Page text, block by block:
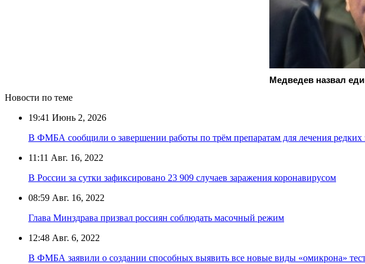
Медведев назвал
Новости по теме
19:41 Июнь 2, 2026
В ФМБА сообщили о завершении работы по трём препаратам для лечения редких
11:11 Авг. 16, 2022
В России за сутки зафиксировано 23 909 случаев заражения коронавирусом
08:59 Авг. 16, 2022
Глава Минздрава призвал россиян соблюдать масочный режим
12:48 Авг. 6, 2022
В ФМБА заявили о создании способных выявить все новые виды «омикрона»